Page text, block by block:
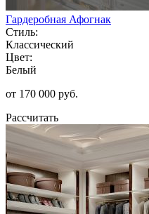
Гардеробная Афогнак
Стиль:
Классический
Цвет:
Белый
от 170 000 руб.
Рассчитать